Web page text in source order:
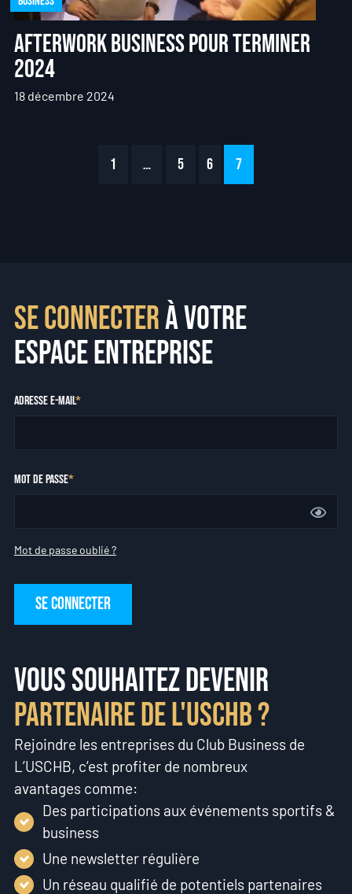
Afterwork Business pour terminer
2024
18 décembre 2024
1 … 5 6 7
Se connecterà votre
espace entreprise
Adresse e-mail
Mot de passe
Se connecter
Mot de passe oublié ?
Vous souhaitez devenir
partenaire de l'USCHB ?
Rejoindre les entreprises du Club Business de
L’USCHB, c’est profiter de nombreux
avantages comme:
Des participations aux événements sportifs &
business
Une newsletter régulière
Un réseau qualifié de potentiels partenaires